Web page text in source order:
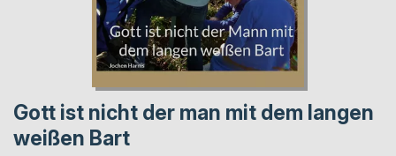
Gott ist nicht der man mit dem langen
weißen Bart